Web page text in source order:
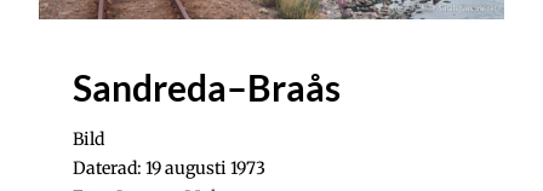
Sandreda–Braås
Bild
Daterad: 19 augusti 1973